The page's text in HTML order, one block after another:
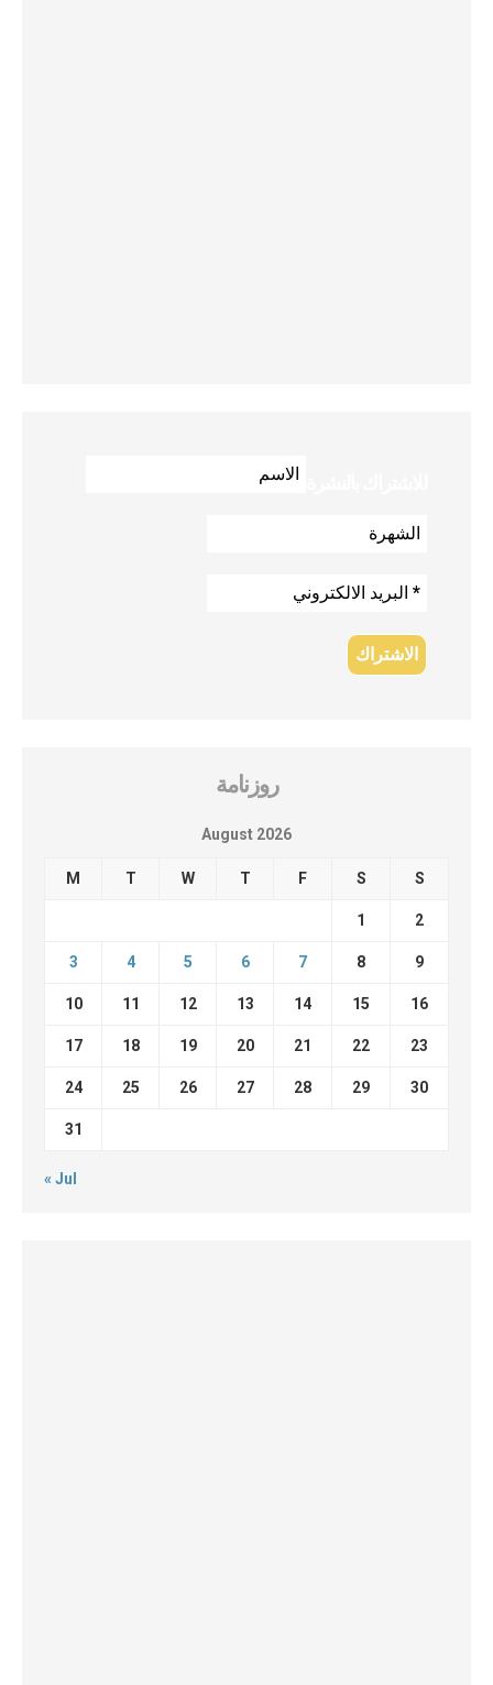
روزنامة
August 2026
M T W T F S S
1 2
3 4 5 6 7 8 9
10 11 12 13 14 15 16
17 18 19 20 21 22 23
24 25 26 27 28 29 30
31
« Jul